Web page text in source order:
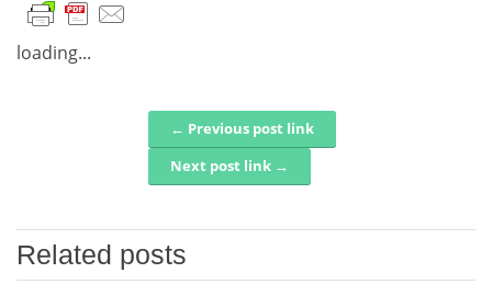
loading...
Post navigation← Previous post link
Next post link →
Related posts